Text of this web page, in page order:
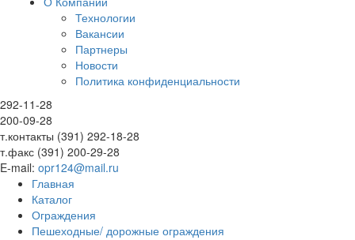
Технологии
Вакансии
Партнеры
Новости
Политика конфиденциальности
292-11-28
200-09-28
т.контакты (391) 292-18-28
т.факс (391) 200-29-28
E-mail: opr124@mail.ru
Главная
Каталог
Ограждения
Пешеходные/ дорожные ограждения